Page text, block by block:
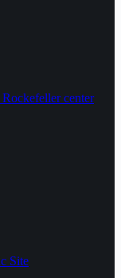
center
Site